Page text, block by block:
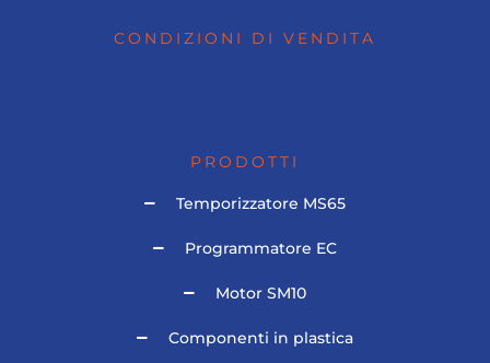
CONDIZIONI DI VENDITA
PRODOTTI
Temporizzatore MS65
Programmatore EC
Motor SM10
Componenti in plastica